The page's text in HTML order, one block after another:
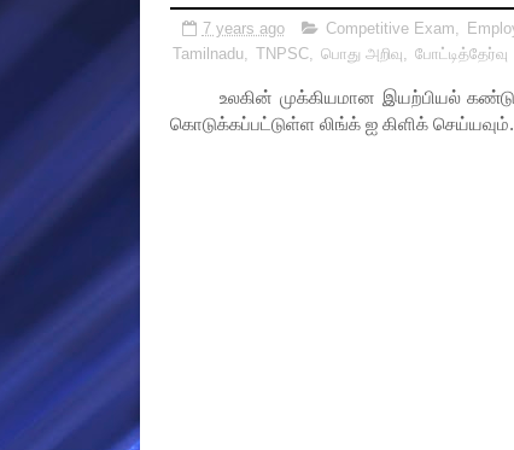
7 years ago Competitive Exam,
Tamilnadu, TNPSC, பொது அறிவு, போட்டித்தேர்வு
உலகின் முக்கியமான இயற்பியல்
கொடுக்கப்பட்டுள்ள லிங்க் ஐ கிளிக் செய்யவும்.